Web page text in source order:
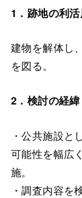
1．跡地の利
建物を解体し
を図る。
2．検討の経緯
・公共施設と
可能性を幅広
施。
・調査内容を